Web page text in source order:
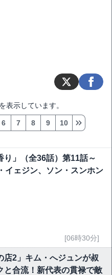
表示しています。
6 7 8 9 10
り」（全36話）第11話～
イェジン、ソン・スンホン
[06時30分]
店2」キム・へジュンが叔
と合流！新代表の貫禄で敵